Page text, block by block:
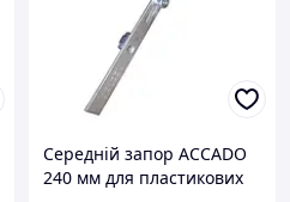
Середній запор ACCADO
240 мм для пластикових